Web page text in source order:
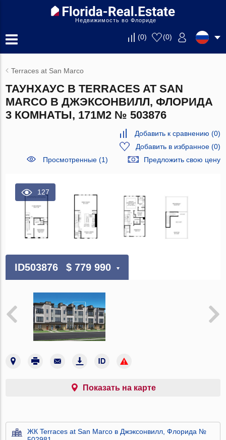
Недвижимость во Флориде
(0) (0)
Terraces at San Marco
ТАУНХАУС В TERRACES AT SAN
MARCO В ДЖЭКСОНВИЛЛ, ФЛОРИДА
3 КОМНАТЫ, 171М2 № 503876
Добавить к сравнению (0)
Добавить в избранное(0)
Просмотренные (1)
Предложить свою цену
127
ID503876 $ 779 990
Показать на карте
ЖК Terraces at San Marco в Джэксонвилл, Флорида №